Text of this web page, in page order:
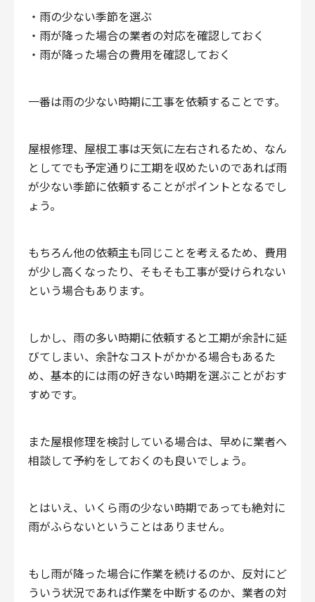
・雨の少ない季節を選ぶ
・雨が降った場合の業者の対応を確認しておく
・雨が降った場合の費用を確認しておく
一番は雨の少ない時期に工事を依頼することです。
屋根修理、屋根工事は天気に左右されるため、なん
としてでも予定通りに工期を収めたいのであれば雨
が少ない季節に依頼することがポイントとなるでし
ょう。
もちろん他の依頼主も同じことを考えるため、費用
が少し高くなったり、そもそも工事が受けられない
という場合もあります。
しかし、雨の多い時期に依頼すると工期が余計に延
びてしまい、余計なコストがかかる場合もあるた
め、基本的には雨の好きない時期を選ぶことがおす
すめです。
また屋根修理を検討している場合は、早めに業者へ
相談して予約をしておくのも良いでしょう。
とはいえ、いくら雨の少ない時期であっても絶対に
雨がふらないということはありません。
もし雨が降った場合に作業を続けるのか、反対にど
ういう状況であれば作業を中断するのか、業者の対